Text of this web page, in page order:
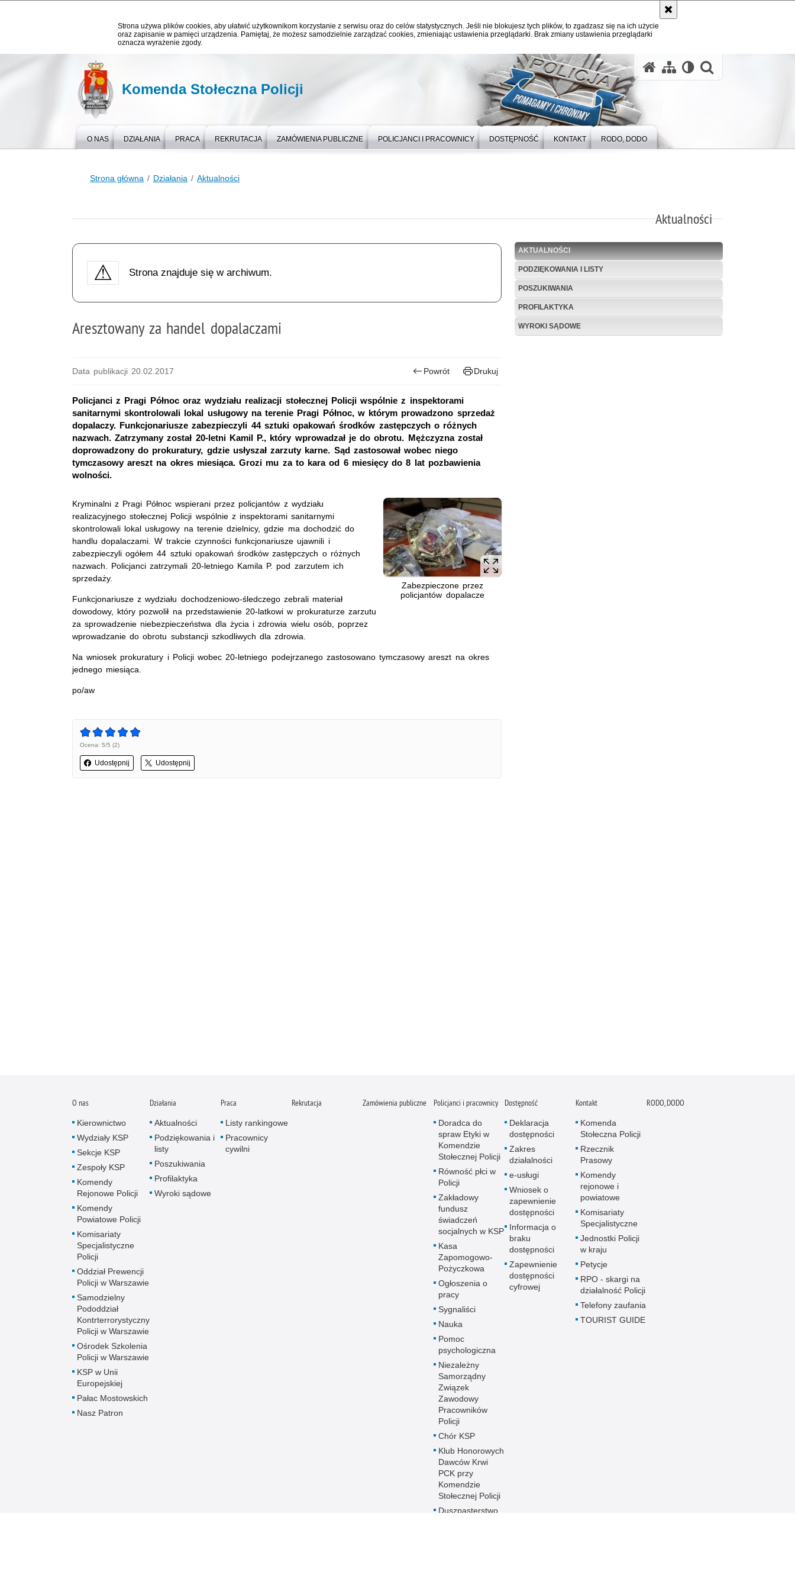
Strona używa plików cookies, aby ułatwić użytkownikom korzystanie z serwisu oraz do celów statystycznych. Jeśli nie blokujesz tych plików, to zgadzasz się na ich użycie
oraz zapisanie w pamięci urządzenia. Pamiętaj, że możesz samodzielnie zarządzać cookies, zmieniając ustawienia przeglądarki. Brak zmiany ustawienia przeglądarki
oznacza wyrażenie zgody.
Komenda Stołeczna Policji
O NAS DZIAŁANIA PRACA REKRUTACJA ZAMÓWIENIA PUBLICZNE POLICJANCI I PRACOWNICY DOSTĘPNOŚĆ KONTAKT RODO, DODO
Strona główna Działania Aktualności
Aktualności
Strona znajduje się w archiwum.
Aresztowany za handel dopalaczami
Data publikacji 20.02.2017 Powrót Drukuj
Policjanci z Pragi Północ oraz wydziału realizacji stołecznej Policji wspólnie z inspektorami
sanitarnymi skontrolowali lokal usługowy na terenie Pragi Północ, w którym prowadzono sprzedaż
dopalaczy. Funkcjonariusze zabezpieczyli 44 sztuki opakowań środków zastępczych o różnych
nazwach. Zatrzymany został 20-letni Kamil P., który wprowadzał je do obrotu. Mężczyzna został
doprowadzony do prokuratury, gdzie usłyszał zarzuty karne. Sąd zastosował wobec niego
tymczasowy areszt na okres miesiąca. Grozi mu za to kara od 6 miesięcy do 8 lat pozbawienia
wolności.
Zabezpieczone przez
policjantów dopalacze
Kryminalni z Pragi Północ wspierani przez policjantów z wydziału
realizacyjnego stołecznej Policji wspólnie z inspektorami sanitarnymi
skontrolowali lokal usługowy na terenie dzielnicy, gdzie ma dochodzić do
handlu dopalaczami. W trakcie czynności funkcjonariusze ujawnili i
zabezpieczyli ogółem 44 sztuki opakowań środków zastępczych o różnych
nazwach. Policjanci zatrzymali 20-letniego Kamila P. pod zarzutem ich
sprzedaży.
Funkcjonariusze z wydziału dochodzeniowo-śledczego zebrali materiał
dowodowy, który pozwolił na przedstawienie 20-latkowi w prokuraturze zarzutu
za sprowadzenie niebezpieczeństwa dla życia i zdrowia wielu osób, poprzez
wprowadzanie do obrotu substancji szkodliwych dla zdrowia.
Na wniosek prokuratury i Policji wobec 20-letniego podejrzanego zastosowano tymczasowy areszt na okres
jednego miesiąca.
po/aw
Ocena: 5/5 (2)
Udostępnij Udostępnij
AKTUALNOŚCI
PODZIĘKOWANIA I LISTY
POSZUKIWANIA
PROFILAKTYKA
WYROKI SĄDOWE
O nas
Kierownictwo
Wydziały KSP
Sekcje KSP
Zespoły KSP
Komendy
Rejonowe Policji
Komendy
Powiatowe Policji
Komisariaty
Specjalistyczne
Policji
Oddział Prewencji
Policji w Warszawie
Samodzielny
Pododdział
Kontrterrorystyczny
Policji w Warszawie
Ośrodek Szkolenia
Policji w Warszawie
KSP w Unii
Europejskiej
Pałac Mostowskich
Nasz Patron
Działania
Aktualności
Podziękowania i
listy
Poszukiwania
Profilaktyka
Wyroki sądowe
Praca
Listy rankingowe
Pracownicy
cywilni
Rekrutacja Zamówienia publiczne Policjanci i pracownicy
Doradca do
spraw Etyki w
Komendzie
Stołecznej Policji
Równość płci w
Policji
Zakładowy
fundusz
świadczeń
socjalnych w KSP
Kasa
Zapomogowo-
Pożyczkowa
Ogłoszenia o
pracy
Sygnaliści
Nauka
Pomoc
psychologiczna
Niezależny
Samorządny
Związek
Zawodowy
Pracowników
Policji
Chór KSP
Klub Honorowych
Dawców Krwi
PCK przy
Komendzie
Stołecznej Policji
Duszpasterstwo
Dostępność
Deklaracja
dostępności
Zakres
działalności
e-usługi
Wniosek o
zapewnienie
dostępności
Informacja o
braku
dostępności
Zapewnienie
dostępności
cyfrowej
Kontakt
Komenda
Stołeczna Policji
Rzecznik
Prasowy
Komendy
rejonowe i
powiatowe
Komisariaty
Specjalistyczne
Jednostki Policji
w kraju
Petycje
RPO - skargi na
działalność Policji
Telefony zaufania
TOURIST GUIDE
RODO, DODO